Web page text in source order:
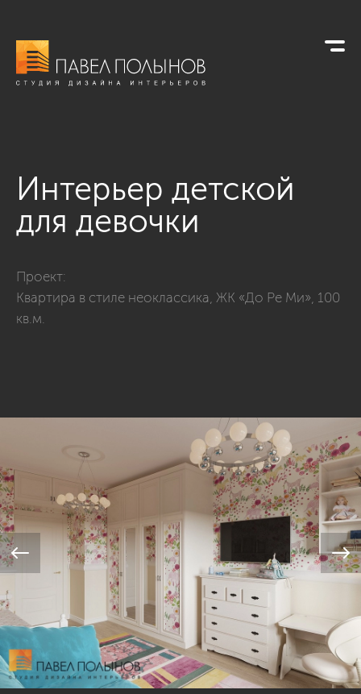
Интерьер детской
для девочки
Проект:
Квартира в стиле неоклассика, ЖК «До Ре Ми», 100
кв.м.